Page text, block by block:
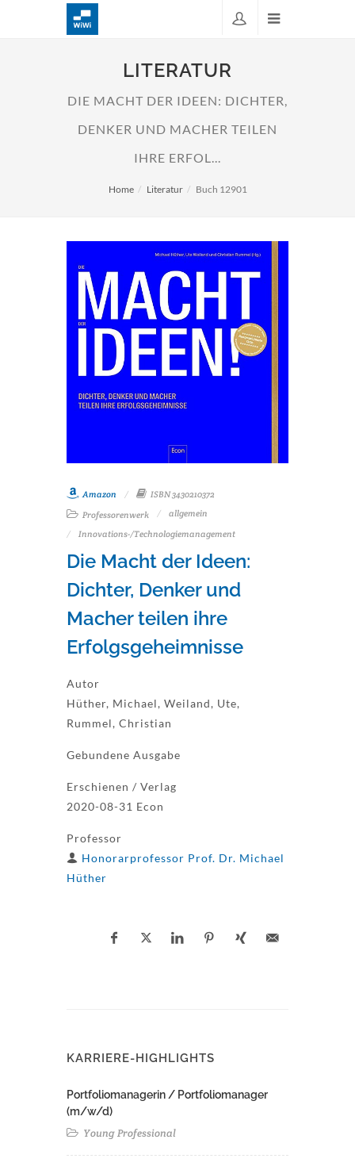
LITERATUR
DIE MACHT DER IDEEN: DICHTER,
DENKER UND MACHER TEILEN
IHRE ERFOL...
Home Literatur Buch 12901
Amazon
ISBN 3430210372
Professorenwerk
allgemein
Innovations-/Technologiemanagement
Die Macht der Ideen:
Dichter, Denker und
Macher teilen ihre
Erfolgsgeheimnisse
Autor
Hüther, Michael, Weiland, Ute,
Rummel, Christian
Gebundene Ausgabe
Erschienen / Verlag
2020-08-31 Econ
Professor
Honorarprofessor Prof. Dr. Michael
Hüther
KARRIERE-HIGHLIGHTS
Portfoliomanagerin / Portfoliomanager
(m/w/d)
Young Professional